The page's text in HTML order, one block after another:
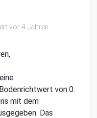
vor 4 Jahren
von 0.
mit dem
Das